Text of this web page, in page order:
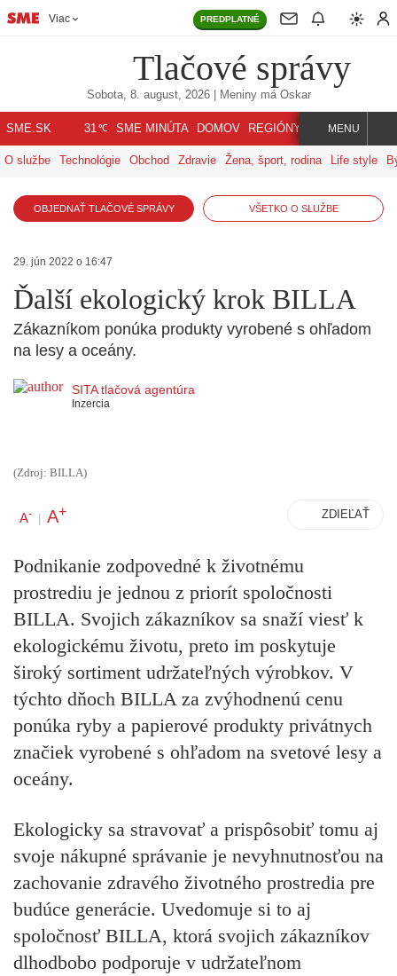
Viac PREDPLATNÉ
Tlačové správy
Sobota, 8. august, 2026| Meniny má Oskar
SME.SK 31℃ SME MINÚTA DOMOV REGIÓNY INDEX SVET
MENU
O službe Technológie Obchod Zdravie Žena, šport, rodina Life style
OBJEDNAŤ TLAČOVÉ SPRÁVY VŠETKO O SLUŽBE
29. jún 2022 o 16:47
Ďalší ekologický krok BILLA
Zákazníkom ponúka produkty vyrobené s ohľadom
na lesy a oceány.
SITA tlačová agentúra
Inzercia
(Zdroj: BILLA)
A- | A+ ZDIEĽAŤ
Podnikanie zodpovedné k životnému
prostrediu je jednou z priorít spoločnosti
BILLA. Svojich zákazníkov sa snaží viesť k
ekologickému životu, preto im poskytuje
široký sortiment udržateľných výrobkov. V
týchto dňoch BILLA za zvýhodnenú cenu
ponúka ryby a papierové produkty privátnych
značiek vyrobené s ohľadom na svetové lesy a
oceány.
Ekologicky sa stravovať a prispôsobiť tomu aj
svoje nákupné správanie je nevyhnutnosťou na
zachovanie zdravého životného prostredia pre
budúce generácie. Uvedomuje si to aj
spoločnosť BILLA, ktorá svojich zákazníkov
dlhodbobo podporuje v udržateľnom